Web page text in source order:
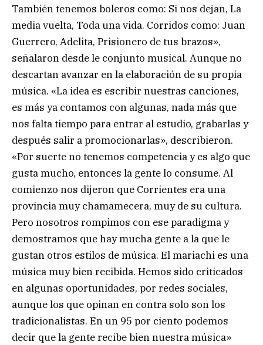
También tenemos boleros como: Si nos dejan, La
media vuelta, Toda una vida. Corridos como: Juan
Guerrero, Adelita, Prisionero de tus brazos»,
señalaron desde le conjunto musical. Aunque no
descartan avanzar en la elaboración de su propia
música. «La idea es escribir nuestras canciones,
es más ya contamos con algunas, nada más que
nos falta tiempo para entrar al estudio, grabarlas y
después salir a promocionarlas», describieron.
«Por suerte no tenemos competencia y es algo que
gusta mucho, entonces la gente lo consume. Al
comienzo nos dijeron que Corrientes era una
provincia muy chamamecera, muy de su cultura.
Pero nosotros rompimos con ese paradigma y
demostramos que hay mucha gente a la que le
gustan otros estilos de música. El mariachi es una
música muy bien recibida. Hemos sido criticados
en algunas oportunidades, por redes sociales,
aunque los que opinan en contra solo son los
tradicionalistas. En un 95 por ciento podemos
decir que la gente recibe bien nuestra música»